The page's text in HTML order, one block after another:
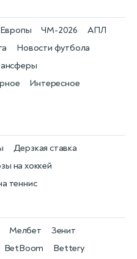
Новости футбола
ЧМ-2026 АПЛ
Интересное
на хоккей
теннис
Дерзкая ставка
BetBoom
Мелбет
Bettery
Зенит